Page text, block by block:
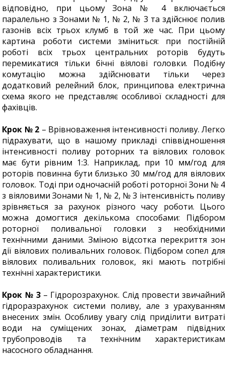
відповідно, при цьому Зона № 4 включається
паралельно з Зонами № 1, № 2, № 3 та здійснює полив
газонів всіх трьох клумб в той же час. При цьому
картина роботи системи зміниться: при постійній
роботі всіх трьох центральних роторів будуть
перемикатися тільки бічні віялові головки. Подібну
комутацію можна здійснювати тільки через
додатковий релейний блок, принципова електрична
схема якого не представляє особливої складності для
фахівців.
Крок № 2 – Врівноваження інтенсивності поливу. Легко
підрахувати, що в нашому прикладі співвідношення
інтенсивності поливу роторних та віялових головок
має бути рівним 1:3. Наприклад, при 10 мм/год для
роторів повинна бути близько 30 мм/год для віялових
головок. Тоді при одночасній роботі роторної Зони № 4
з віяловими Зонами № 1, № 2, № 3 інтенсивність поливу
зрівняється за рахунок різного часу роботи. Цього
можна домогтися декількома способами: Підбором
роторної поливальної головки з необхідними
технічними даними. Зміною відсотка перекриття зон
дії віялових поливальних головок. Підбором сопел для
віялових поливальних головок, які мають потрібні
технічні характеристики.
Крок № 3 – Гідророзрахунок. Слід провести звичайний
гідроразрахунок системи поливу, але з урахуванням
внесених змін. Особливу увагу слід приділити витраті
води на суміщених зонах, діаметрам підвідних
трубопроводів та технічним характеристикам
насосного обладнання.